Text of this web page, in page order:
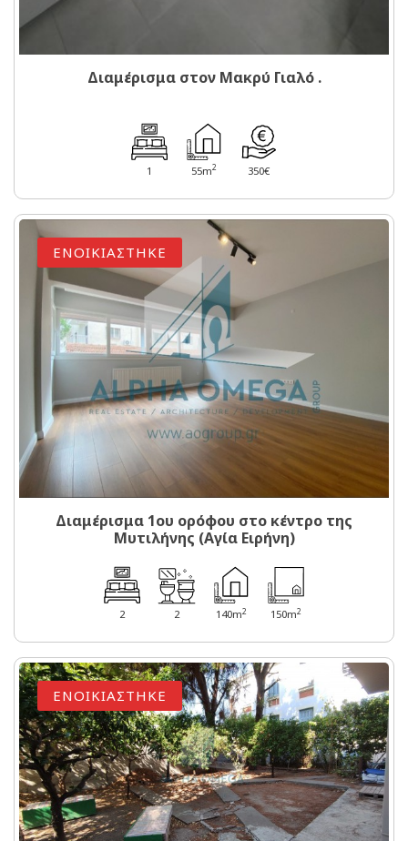
Διαμέρισμα στον Μακρύ Γιαλό .
1 55m2 350€
ΕΝΟΙΚΙΑΣΤΗΚΕ
Διαμέρισμα 1ου ορόφου στο κέντρο της
Μυτιλήνης (Αγία Ειρήνη)
2 2 140m2 150m2
ΕΝΟΙΚΙΑΣΤΗΚΕ